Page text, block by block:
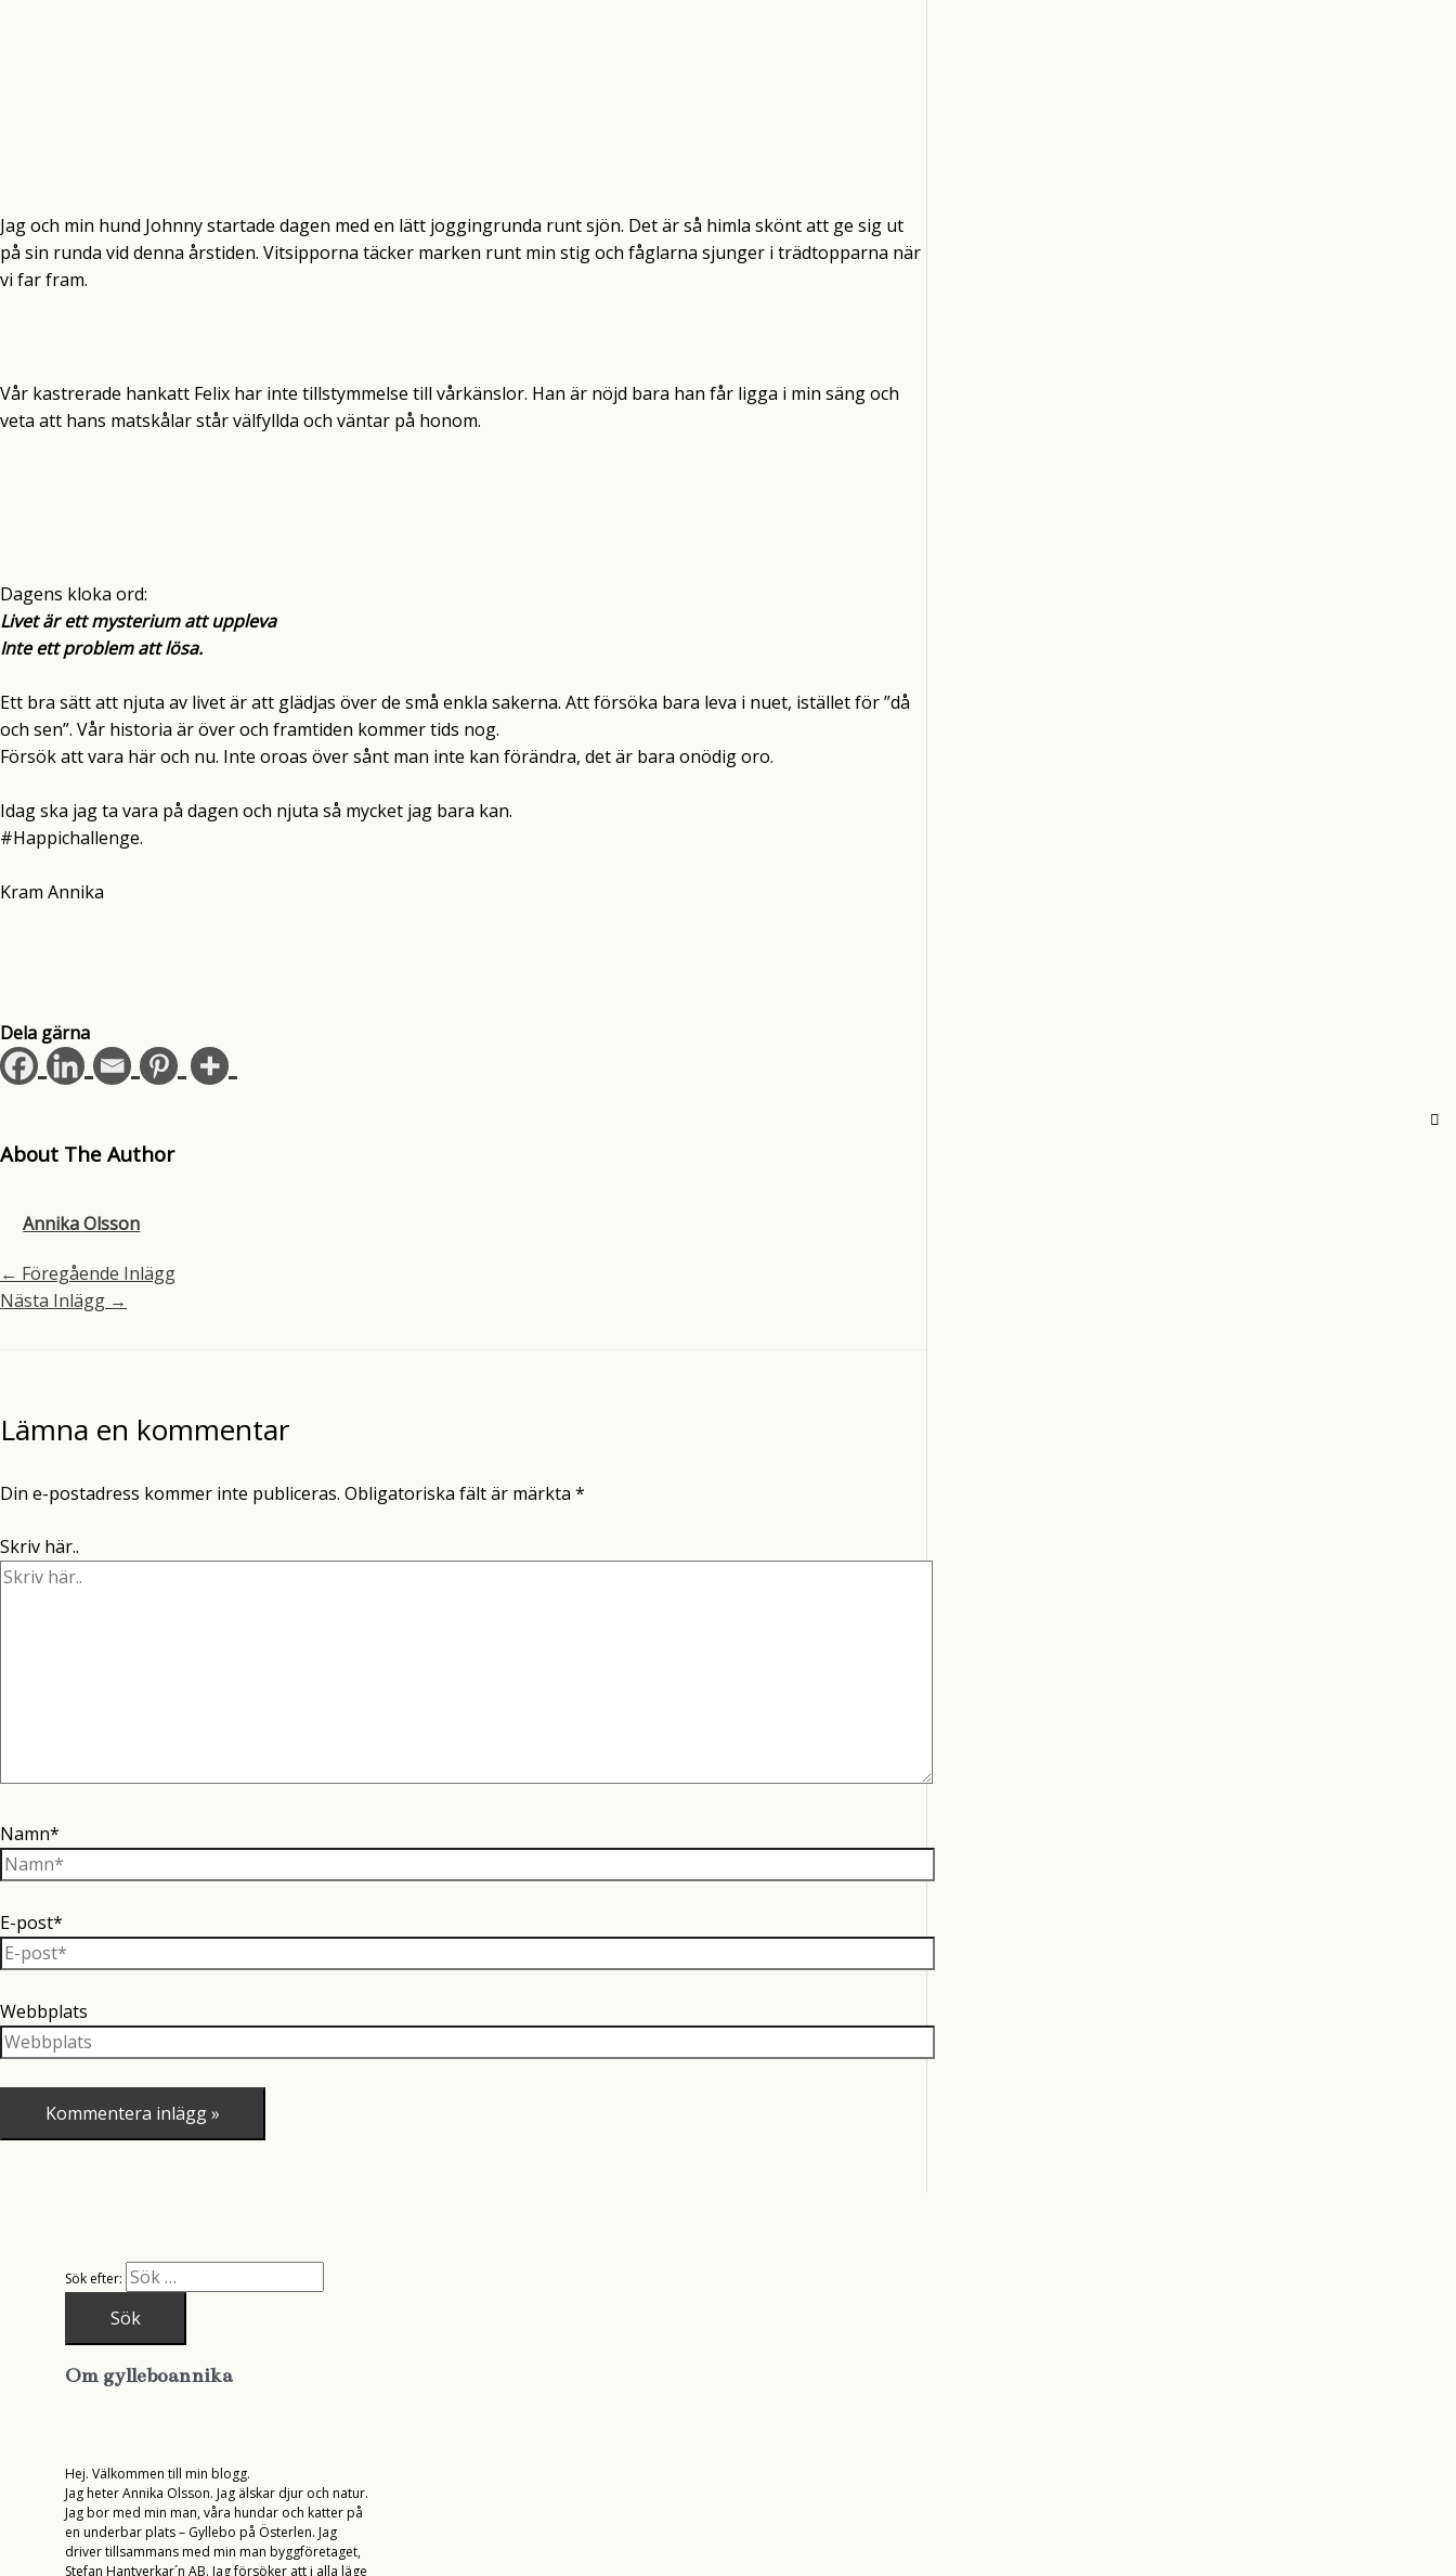
Jag och min hund Johnny startade dagen med en lätt joggingrunda runt sjön. Det är så himla skönt att ge sig ut
på sin runda vid denna årstiden. Vitsipporna täcker marken runt min stig och fåglarna sjunger i trädtopparna när
vi far fram.
Vår kastrerade hankatt Felix har inte tillstymmelse till vårkänslor. Han är nöjd bara han får ligga i min säng och
veta att hans matskålar står välfyllda och väntar på honom.
Dagens kloka ord:
Livet är ett mysterium att uppleva
Inte ett problem att lösa.
Ett bra sätt att njuta av livet är att glädjas över de små enkla sakerna. Att försöka bara leva i nuet, istället för ”då
och sen”. Vår historia är över och framtiden kommer tids nog.
Försök att vara här och nu. Inte oroas över sånt man inte kan förändra, det är bara onödig oro.
Idag ska jag ta vara på dagen och njuta så mycket jag bara kan.
#Happichallenge.
Kram Annika
Dela gärna
About The Author
Annika Olsson
← Föregående Inlägg
Nästa Inlägg →
Lämna en kommentar
Din e-postadress kommer inte publiceras. Obligatoriska fält är märkta *
Skriv här..
Namn*
E-post*
Webbplats
Sök efter:
Om gylleboannika
Hej. Välkommen till min blogg.
Jag heter Annika Olsson. Jag älskar djur och natur.
Jag bor med min man, våra hundar och katter på
en underbar plats – Gyllebo på Österlen. Jag
driver tillsammans med min man byggföretaget,
Stefan Hantverkar´n AB. Jag försöker att i alla läge